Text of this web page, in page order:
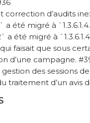
correction d’audits
a été migré à
a été migré à
faisait que sous
d’une campagne.
des sessions
traitement d’un avis